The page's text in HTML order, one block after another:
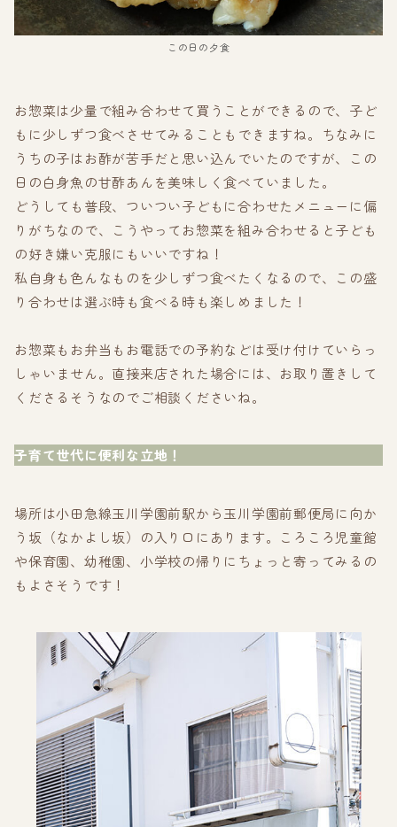
この日の夕食
お惣菜は少量で組み合わせて買うことができるので、子ど
もに少しずつ食べさせてみることもできますね。ちなみに
うちの子はお酢が苦手だと思い込んでいたのですが、この
日の白身魚の甘酢あんを美味しく食べていました。
どうしても普段、ついつい子どもに合わせたメニューに偏
りがちなので、こうやってお惣菜を組み合わせると子ども
の好き嫌い克服にもいいですね！
私自身も色んなものを少しずつ食べたくなるので、この盛
り合わせは選ぶ時も食べる時も楽しめました！
お惣菜もお弁当もお電話での予約などは受け付けていらっ
しゃいません。直接来店された場合には、お取り置きして
くださるそうなのでご相談くださいね。
子育て世代に便利な立地！
場所は小田急線玉川学園前駅から玉川学園前郵便局に向か
う坂（なかよし坂）の入り口にあります。ころころ児童館
や保育園、幼稚園、小学校の帰りにちょっと寄ってみるの
もよさそうです！